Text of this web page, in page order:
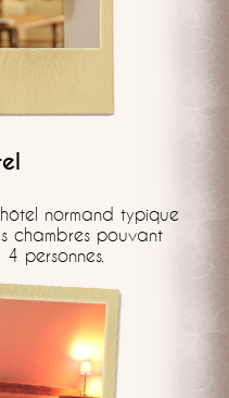
normand typique
chambres pouvant
personnes.